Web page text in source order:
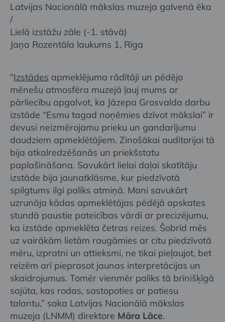
Latvijas Nacionālā mākslas muzeja galvenā ēka
/
Lielā izstāžu zāle (-1. stāvā)
Jaņa Rozentāla laukums 1, Rīga
“Izstādes apmeklējuma rādītāji un pēdējo
mēnešu atmosfēra muzejā ļauj mums ar
pārliecību apgalvot, ka Jāzepa Grosvalda darbu
izstāde “Esmu tagad noņēmies dzīvot mākslai” ir
devusi neizmērojamu prieku un gandarījumu
daudziem apmeklētājiem. Zinošākai auditorijai tā
bija atkalredzēšanās un priekšstatu
paplašināšana. Savukārt lielai daļai skatītāju
izstāde bija jaunatklāsme, kur piedzīvotā
spilgtums ilgi paliks atmiņā. Mani savukārt
uzrunāja kādas apmeklētājas pēdējā apskates
stundā paustie pateicības vārdi ar precizējumu,
ka izstāde apmeklēta četras reizes. Šobrīd mēs
uz vairākām lietām raugāmies ar citu piedzīvotā
mēru, izpratni un attieksmi, ne tikai pieļaujot, bet
reizēm arī pieprasot jaunas interpretācijas un
skaidrojumus. Tomēr vienmēr paliks tā brīnišķīgā
sajūta, kas rodas, sastopoties ar patiesu
talantu,” saka Latvijas Nacionālā mākslas
muzeja (LNMM) direktore Māra Lāce.